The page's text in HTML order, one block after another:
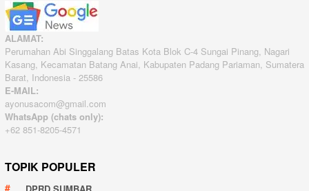
ALAMAT:
Perumahan Abi Singgalang Batas Kota Blok C-4 Sungai Pinang, Nagari
Kasang, Kecamatan Batang Anai, Kabupaten Padang Pariaman, Sumatera
Barat, Indonesia - 25586
E-MAIL:
ayonusacom@gmail.com
WhatsApp (chats only):
+62 851-8205-4571
TOPIK POPULER